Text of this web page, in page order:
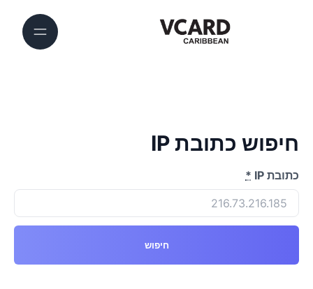
חיפוש כתובת IP
כתובת IP *
חיפוש